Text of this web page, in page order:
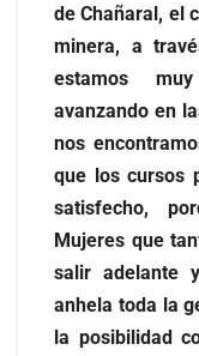
de Chañaral, el
minera, a
estamos
avanzando en
nos
que los cursos
satisfecho,
Mujeres que
salir adelante
anhela toda la
la posibilidad